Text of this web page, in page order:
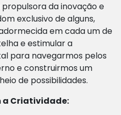
da inovação e
exclusivo de alguns,
em cada um de
e estimular a
para navegarmos pelos
e construirmos um
de possibilidades.
a Criatividade: